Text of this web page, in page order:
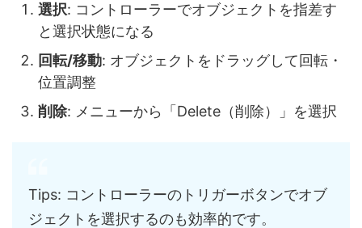
選択: コントローラーでオブジェクトを指差す
と選択状態になる
回転/移動: オブジェクトをドラッグして回転・
位置調整
削除: メニューから「Delete（削除）」を選択
Tips: コントローラーのトリガーボタンでオブ
ジェクトを選択するのも効率的です。